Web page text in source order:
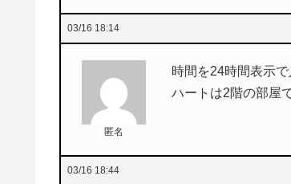
03/16 18:14
匿名
時間を24時間表示で
ハートは2階の部屋
03/16 18:44